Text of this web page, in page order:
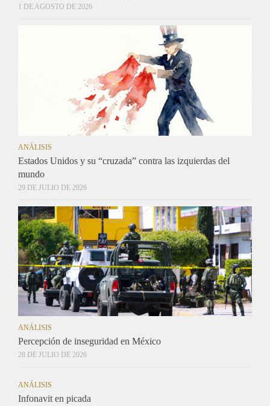
1 DE AGOSTO DE 2026
ANÁLISIS
Estados Unidos y su “cruzada” contra las izquierdas del
mundo
29 DE JULIO DE 2026
ANÁLISIS
Percepción de inseguridad en México
28 DE JULIO DE 2026
ANÁLISIS
Infonavit en picada